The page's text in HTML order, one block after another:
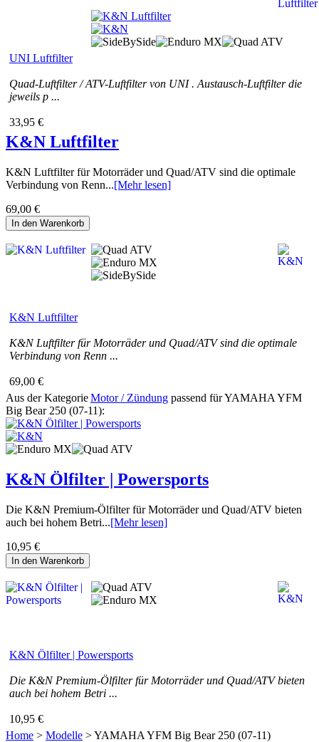
UNI Luftfilter
Quad-Luftfilter / ATV-Luftfilter von UNI . Austausch-Luftfilter die
jeweils p ...
33,95 €
K&N Luftfilter
K&N Luftfilter für Motorräder und Quad/ATV sind die optimale
Verbindung von Renn...[Mehr lesen]
69,00 €
In den Warenkorb
K&N Luftfilter
K&N Luftfilter für Motorräder und Quad/ATV sind die optimale
Verbindung von Renn ...
69,00 €
Aus der KategorieMotor / Zündung passend für YAMAHA YFM
Big Bear 250 (07-11):
K&N Ölfilter | Powersports
Die K&N Premium-Ölfilter für Motorräder und Quad/ATV bieten
auch bei hohem Betri...[Mehr lesen]
10,95 €
In den Warenkorb
K&N Ölfilter | Powersports
Die K&N Premium-Ölfilter für Motorräder und Quad/ATV bieten
auch bei hohem Betri ...
10,95 €
Home > Modelle >YAMAHA YFM Big Bear 250 (07-11)